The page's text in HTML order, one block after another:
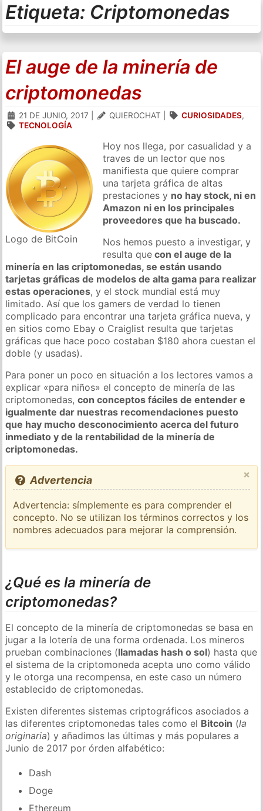
Etiqueta: Criptomonedas
El auge de la minería de
criptomonedas
21 DE JUNIO, 2017 QUIEROCHAT CURIOSIDADES,
TECNOLOGÍA
Logo de BitCoin
Hoy nos llega, por casualidad y a
traves de un lector que nos
manifiesta que quiere comprar
una tarjeta gráfica de altas
prestaciones y no hay stock, ni en
Amazon ni en los principales
proveedores que ha buscado.
Nos hemos puesto a investigar, y
resulta que con el auge de la
minería en las criptomonedas, se están usando
tarjetas gráficas de modelos de alta gama para realizar
estas operaciones, y el stock mundial está muy
limitado. Así que los gamers de verdad lo tienen
complicado para encontrar una tarjeta gráfica nueva, y
en sitios como Ebay o Craiglist resulta que tarjetas
gráficas que hace poco costaban $180 ahora cuestan el
doble (y usadas).
Para poner un poco en situación a los lectores vamos a
explicar «para niños» el concepto de minería de las
criptomonedas,con conceptos fáciles de entender e
igualmente dar nuestras recomendaciones puesto
que hay mucho desconocimiento acerca del futuro
inmediato y de la rentabilidad de la minería de
criptomonedas.
×
Advertencia
Advertencia: símplemente es para comprender el
concepto. No se utilizan los términos correctos y los
nombres adecuados para mejorar la comprensión.
¿Qué es la minería de
criptomonedas?
El concepto de la minería de criptomonedas se basa en
jugar a la lotería de una forma ordenada. Los mineros
prueban combinaciones (llamadas hash o sol) hasta que
el sistema de la criptomoneda acepta uno como válido
y le otorga una recompensa, en este caso un número
establecido de criptomonedas.
Existen diferentes sistemas criptográficos asociados a
las diferentes criptomonedas tales como el Bitcoin (la
originaria) y añadimos las últimas y más populares a
Junio de 2017 por órden alfabético:
Dash
Doge
Ethereum